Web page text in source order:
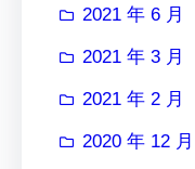
2021 年 6 月
2021 年 3 月
2021 年 2 月
2020 年 12 月